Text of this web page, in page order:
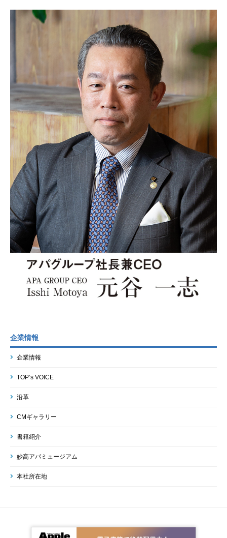
企業情報
企業情報
TOP’s VOICE
沿革
CMギャラリー
書籍紹介
妙高アパミュージアム
本社所在地